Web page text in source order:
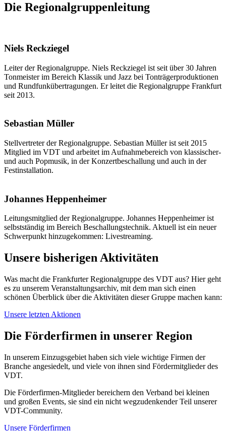
Die Regionalgruppenleitung
Niels Reckziegel
Leiter der Regionalgruppe. Niels Reckziegel ist seit über 30 Jahren
Tonmeister im Bereich Klassik und Jazz bei Tonträgerproduktionen
und Rundfunkübertragungen. Er leitet die Regionalgruppe Frankfurt
seit 2013.
Sebastian Müller
Stellvertreter der Regionalgruppe. Sebastian Müller ist seit 2015
Mitglied im VDT und arbeitet im Aufnahmebereich von klassischer-
und auch Popmusik, in der Konzertbeschallung und auch in der
Festinstallation.
Johannes Heppenheimer
Leitungsmitglied der Regionalgruppe. Johannes Heppenheimer ist
selbstständig im Bereich Beschallungstechnik. Aktuell ist ein neuer
Schwerpunkt hinzugekommen: Livestreaming.
Unsere bisherigen Aktivitäten
Was macht die Frankfurter Regionalgruppe des VDT aus? Hier geht
es zu unserem Veranstaltungsarchiv, mit dem man sich einen
schönen Überblick über die Aktivitäten dieser Gruppe machen kann:
Unsere letzten Aktionen
Die Förderfirmen in unserer Region
In unserem Einzugsgebiet haben sich viele wichtige Firmen der
Branche angesiedelt, und viele von ihnen sind Fördermitglieder des
VDT.
Die Förderfirmen-Mitglieder bereichern den Verband bei kleinen
und großen Events, sie sind ein nicht wegzudenkender Teil unserer
VDT-Community.
Unsere Förderfirmen